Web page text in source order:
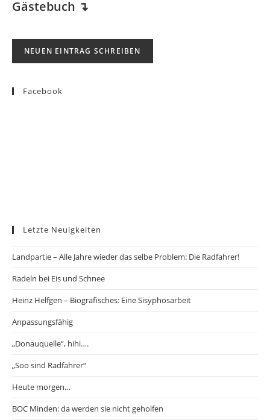
Gästebuch ↴
Facebook
Letzte Neuigkeiten
Landpartie – Alle Jahre wieder das selbe Problem: Die Radfahrer!
Radeln bei Eis und Schnee
Heinz Helfgen – Biografisches: Eine Sisyphosarbeit
Anpassungsfähig
„Donauquelle“, hihi….
„Soo sind Radfahrer“
Heute morgen…
BOC Minden: da werden sie nicht geholfen